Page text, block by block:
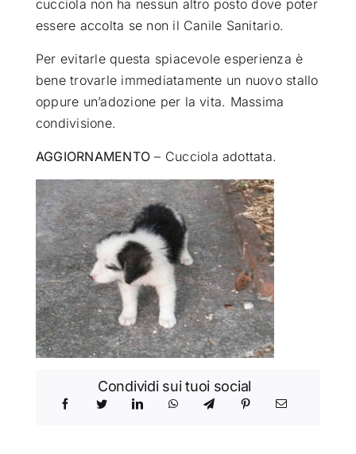
SEMPRE CON ME
cucciola non ha nessun altro posto dove poter
essere accolta se non il Canile Sanitario.
Per evitarle questa spiacevole esperienza è
bene trovarle immediatamente un nuovo stallo
oppure un’adozione per la vita. Massima
condivisione.
AGGIORNAMENTO – Cucciola adottata.
Condividi sui tuoi social